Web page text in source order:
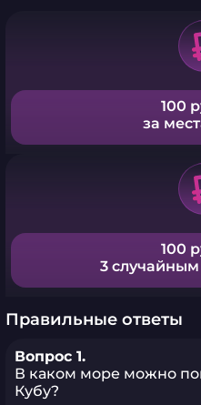
100
за
100
3
Правильные ответы
Вопрос 1.
В каком море можно
Кубу?